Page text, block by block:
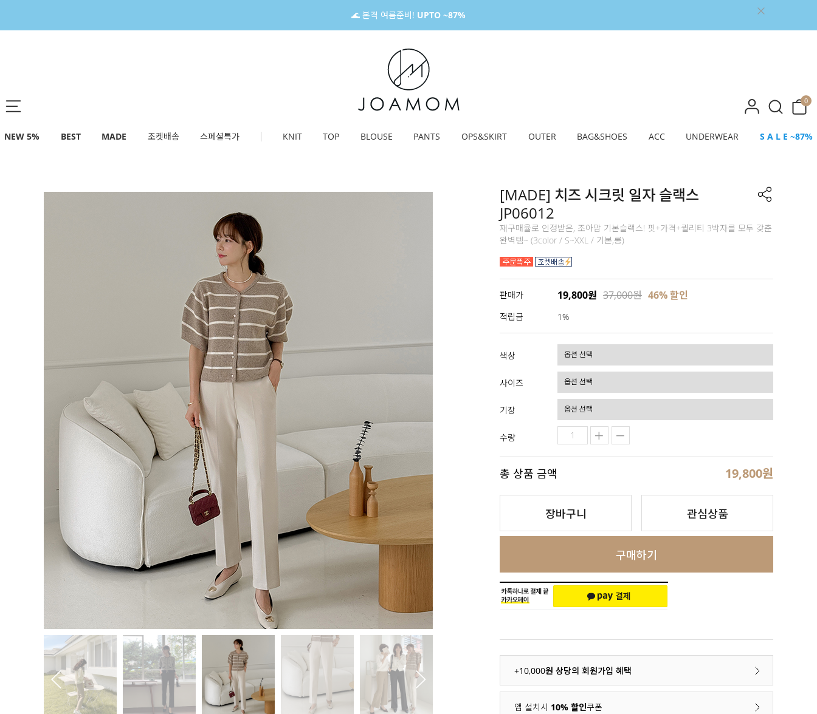
🌊 본격 여름준비! UPTO ~87%
0
NEW 5% BEST MADE 조켓배송 스페셜특가 KNIT TOP BLOUSE PANTS OPS&SKIRT OUTER BAG&SHOES ACC UNDERWEAR S A L E ~87%
[MADE] 치즈 시크릿 일자 슬랙스
JP06012
재구매율로 인정받은, 조아맘 기본슬랙스! 핏+가격+퀄리티 3박자를 모두 갖춘
완벽템~ (3color / S~XXL / 기본,롱)
판매가 19,800원 37,000원 46% 할인
적립금 1%
색상
사이즈
기장
수량
총 상품 금액 19,800원
장바구니 관심상품
구매하기
+10,000원 상당의 회원가입 혜택
앱 설치시 10% 할인쿠폰